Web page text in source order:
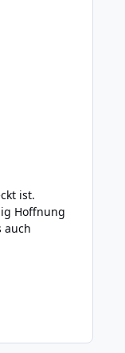
ist.
Hoffnung
auch